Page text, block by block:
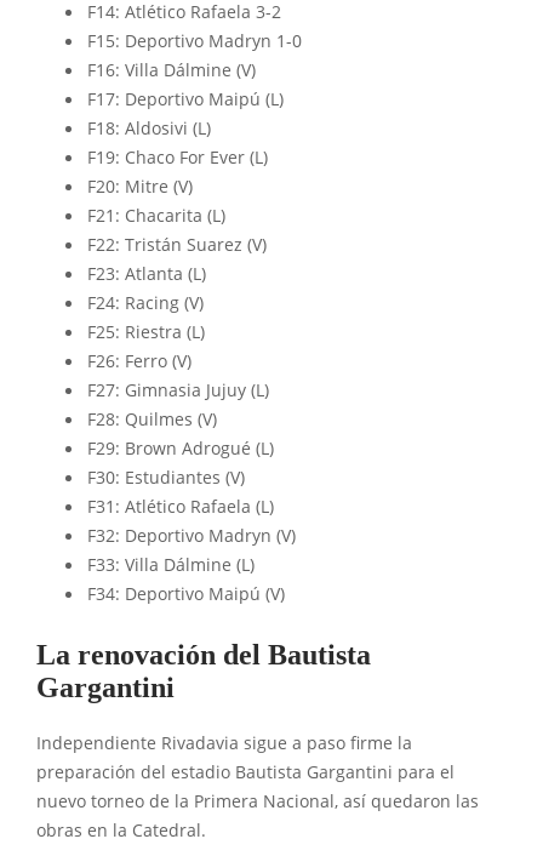
F14: Atlético Rafaela 3-2
F15: Deportivo Madryn 1-0
F16: Villa Dálmine (V)
F17: Deportivo Maipú (L)
F18: Aldosivi (L)
F19: Chaco For Ever (L)
F20: Mitre (V)
F21: Chacarita (L)
F22: Tristán Suarez (V)
F23: Atlanta (L)
F24: Racing (V)
F25: Riestra (L)
F26: Ferro (V)
F27: Gimnasia Jujuy (L)
F28: Quilmes (V)
F29: Brown Adrogué (L)
F30: Estudiantes (V)
F31: Atlético Rafaela (L)
F32: Deportivo Madryn (V)
F33: Villa Dálmine (L)
F34: Deportivo Maipú (V)
La renovación del Bautista
Gargantini
Independiente Rivadavia sigue a paso firme la
preparación del estadio Bautista Gargantini para el
nuevo torneo de la Primera Nacional, así quedaron las
obras en la Catedral.